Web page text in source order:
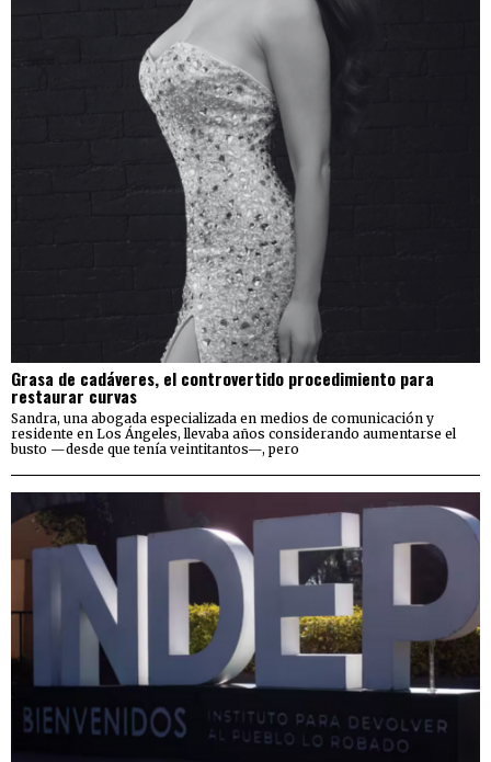
Grasa de cadáveres, el controvertido procedimiento para
restaurar curvas
Sandra, una abogada especializada en medios de comunicación y
residente en Los Ángeles, llevaba años considerando aumentarse el
busto —desde que tenía veintitantos—, pero